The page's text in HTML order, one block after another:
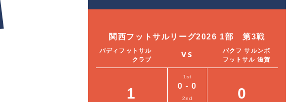
関西フットサルリーグ2026 1部 第3戦
バディフットサル
クラブ
VS
バクフ サルンボ
フットサル 滋賀
1
1st
0 - 0
2nd 0